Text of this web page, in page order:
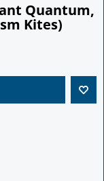
Quantum,
Kites)